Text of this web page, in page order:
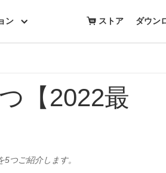
ストア ダウン
ン
【2022最
つご紹介します。